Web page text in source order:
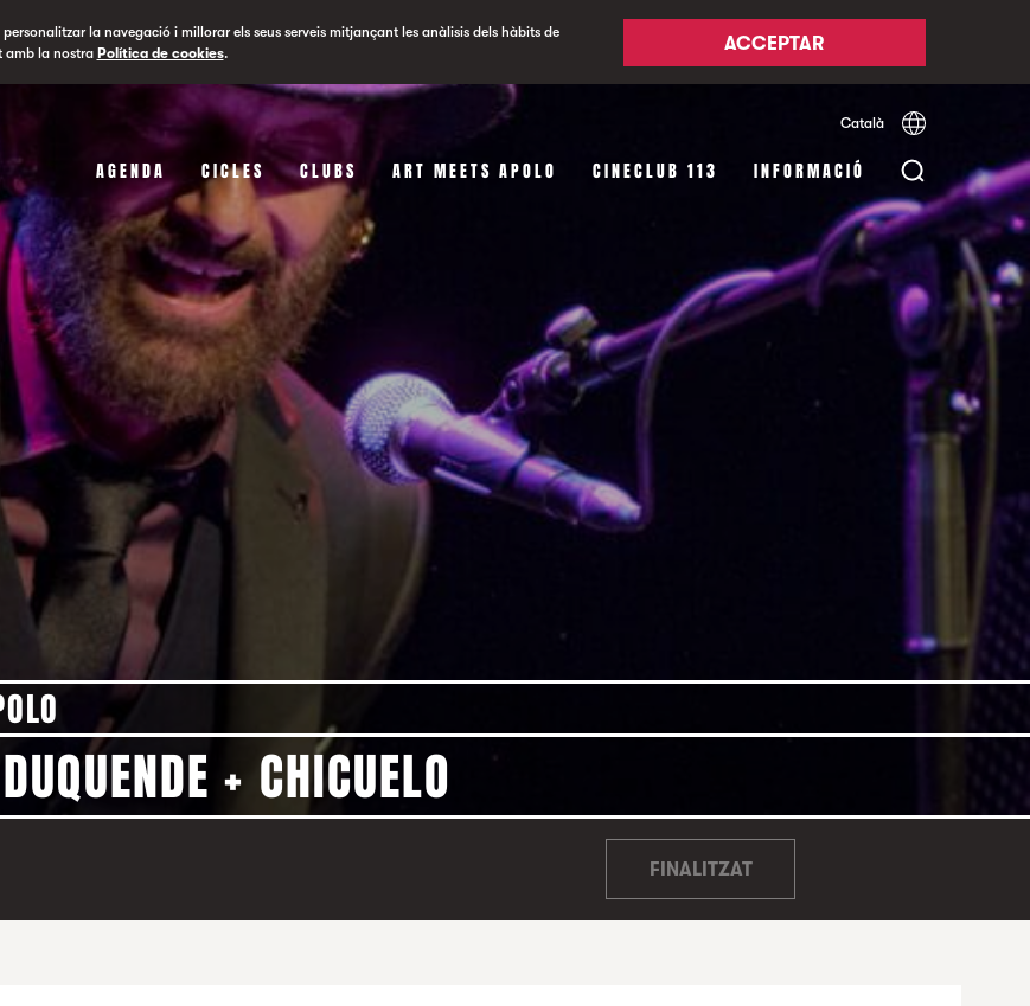
la navegació i millorar els seus serveis mitjançant les anàlisis dels hàbits de
amb la nostra Política de cookies. ACCEPTAR
Català Español
AGENDA CICLES CLUBS ART MEETS APOLO CINECLUB 113 INFORMACIÓ
+ CHICUELO
FINALITZAT